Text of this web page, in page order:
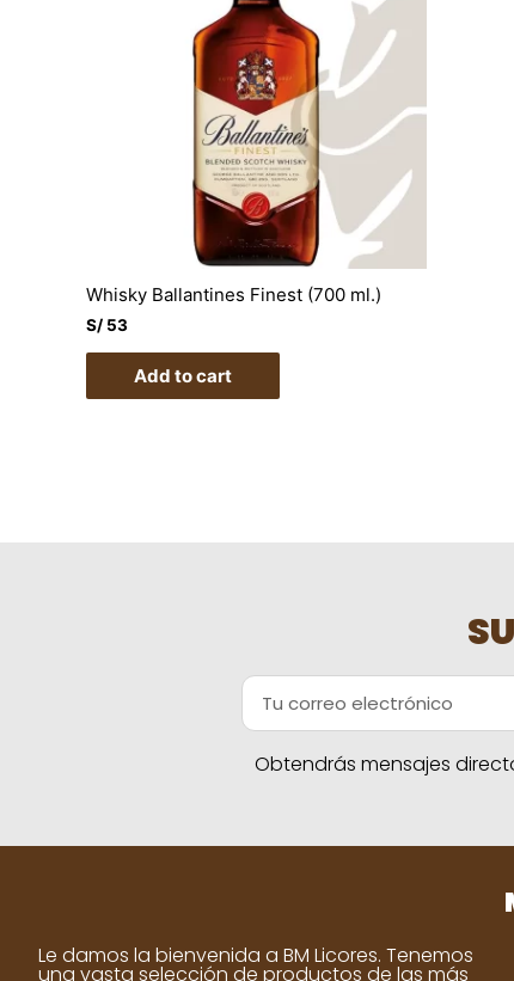
Whisky Ballantines Finest (700 ml.)
S/ 53
Add to cart
Obtendrás mensajes
Le damos la bienvenida a BM Licores. Tenemos
una vasta selección de productos de las más